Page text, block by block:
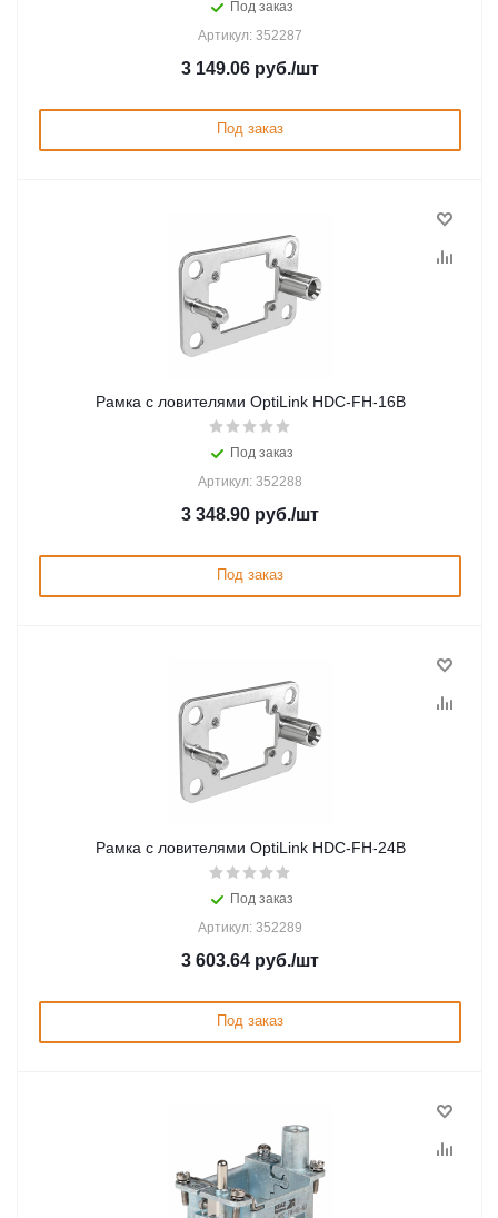
Под заказ
Артикул: 352287
3 149.06 руб./шт
Под заказ
Рамка с ловителями OptiLink HDC-FH-16B
Под заказ
Артикул: 352288
3 348.90 руб./шт
Под заказ
Рамка с ловителями OptiLink HDC-FH-24B
Под заказ
Артикул: 352289
3 603.64 руб./шт
Под заказ